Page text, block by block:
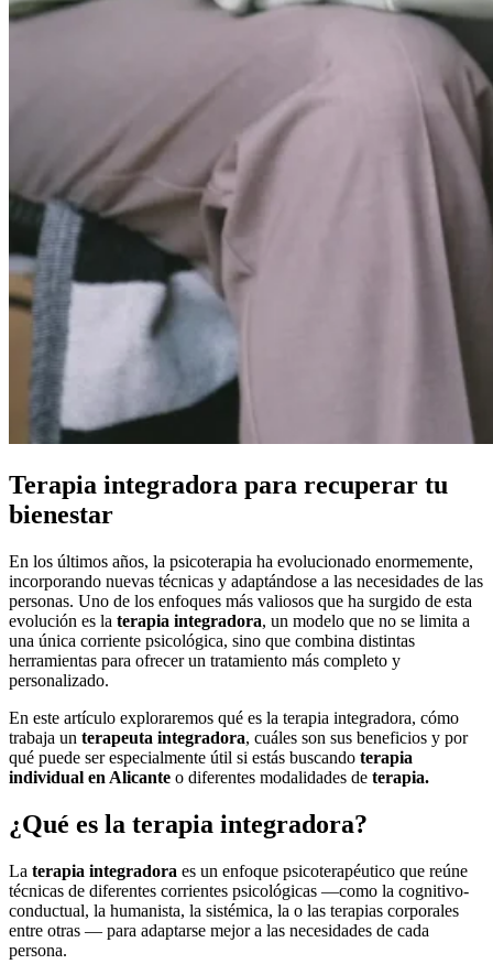
Terapia integradora para recuperar tu
bienestar
En los últimos años, la psicoterapia ha evolucionado enormemente,
incorporando nuevas técnicas y adaptándose a las necesidades de las
personas. Uno de los enfoques más valiosos que ha surgido de esta
evolución es la terapia integradora, un modelo que no se limita a
una única corriente psicológica, sino que combina distintas
herramientas para ofrecer un tratamiento más completo y
personalizado.
En este artículo exploraremos qué es la terapia integradora, cómo
trabaja un terapeuta integradora, cuáles son sus beneficios y por
qué puede ser especialmente útil si estás buscando terapia
individual en Alicante o diferentes modalidades de terapia.
¿Qué es la terapia integradora?
La terapia integradora es un enfoque psicoterapéutico que reúne
técnicas de diferentes corrientes psicológicas —como la cognitivo-
conductual, la humanista, la sistémica, la o las terapias corporales
entre otras — para adaptarse mejor a las necesidades de cada
persona.